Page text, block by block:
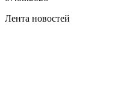
Лента новостей